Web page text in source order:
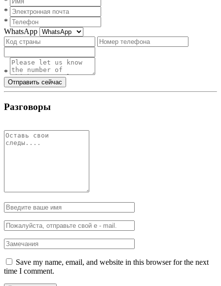
*
*
WhatsApp
*
Отправить сейчас
Разговоры
Save my name, email, and website in this browser for the next
time I comment.